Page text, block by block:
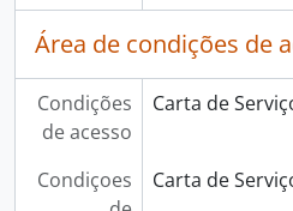
Área de condições de
Condições
de acesso
Carta de
Condiçoes
Carta de